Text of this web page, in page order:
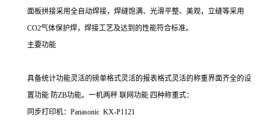
面板拼接采用全自动焊接，焊缝饱满、光滑平整、美观，立缝等采用
CO2气体保护焊，焊接工艺及达到的性能符合标准。
主要功能
具备统计功能灵活的磅单格式灵活的报表格式灵活的称重界面齐全的设
置功能 防ZB功能。一机两秤 联网功能 四种称重式：
同步打印机：Panasonic KX-P1121